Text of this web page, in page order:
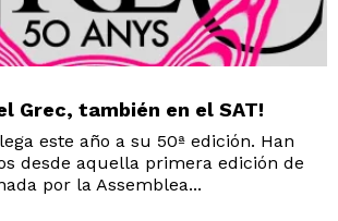
Grec, también en el SAT!
este año a su 50ª edición. Han
desde aquella primera edición de
por la Assemblea...